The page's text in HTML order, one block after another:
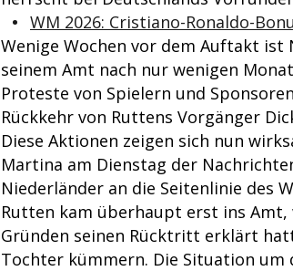
WM 2026: Cristiano-Ronaldo-
Wenige Wochen vor dem Auftakt
seinem Amt nach nur wenigen
Proteste von Spielern und
Rückkehr von Ruttens Vorgänger
Diese Aktionen zeigen sich nun
Martina am Dienstag der
Niederländer an die Seitenlinie des
Rutten kam überhaupt erst ins
Gründen seinen Rücktritt erklärt
Tochter kümmern. Die Situation